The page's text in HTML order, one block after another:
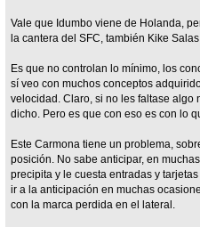
Vale que Idumbo viene de Holanda,
la cantera del SFC, también Kike
Es que no controlan lo mínimo, los
sí veo con muchos conceptos
velocidad. Claro, si no les faltase algo
dicho. Pero es que con eso es con lo
Este Carmona tiene un problema,
posición. No sabe anticipar, en
precipita y le cuesta entradas y
ir a la anticipación en muchas
con la marca perdida en el lateral.